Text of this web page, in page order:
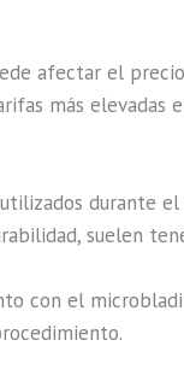
afectar el
más elevadas
durante
suelen
con el